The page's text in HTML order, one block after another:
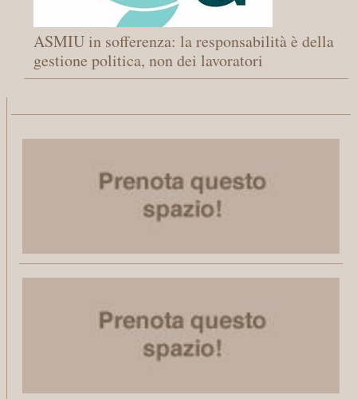
ASMIU in sofferenza: la responsabilità è della
gestione politica, non dei lavoratori